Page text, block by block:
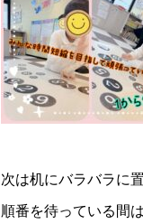
次は机にバラバラに
順番を待っている間